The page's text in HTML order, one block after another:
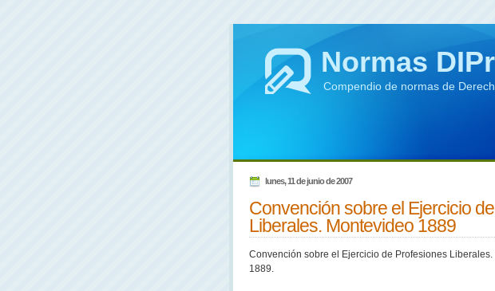
Normas DIPr
Compendio de normas de
lunes, 11 de junio de 2007
Convención sobre el Ejercicio
Liberales. Montevideo 1889
Convención sobre el Ejercicio de Profesiones
1889.